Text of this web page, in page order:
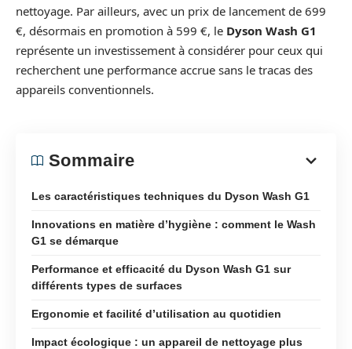
nettoyage. Par ailleurs, avec un prix de lancement de 699
€, désormais en promotion à 599 €, le Dyson Wash G1
représente un investissement à considérer pour ceux qui
recherchent une performance accrue sans le tracas des
appareils conventionnels.
Sommaire
Les caractéristiques techniques du Dyson Wash G1
Innovations en matière d’hygiène : comment le Wash
G1 se démarque
Performance et efficacité du Dyson Wash G1 sur
différents types de surfaces
Ergonomie et facilité d’utilisation au quotidien
Impact écologique : un appareil de nettoyage plus